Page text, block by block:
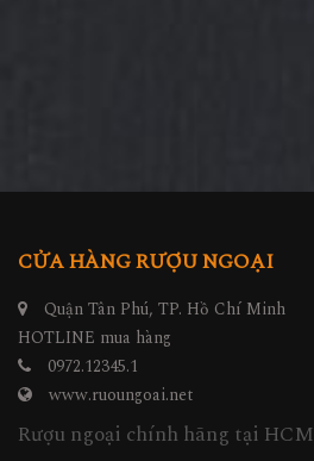
CỬA HÀNG RƯỢU NGOẠI
Quận Tân Phú, TP. Hồ Chí Minh
HOTLINE mua hàng
0972.12345.1
www.ruoungoai.net
Rượu ngoại chính hãng tại HCM